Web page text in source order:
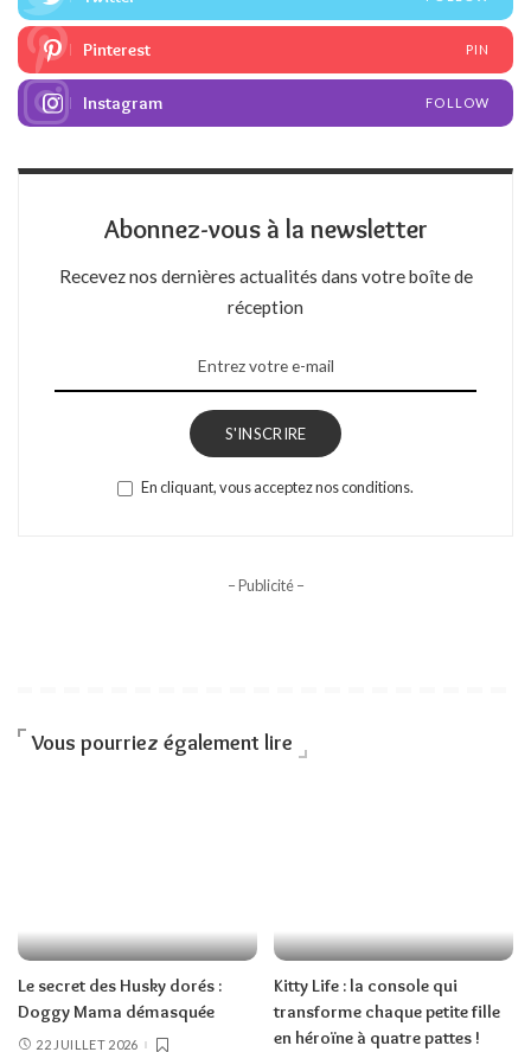
Pinterest PIN
Instagram FOLLOW
Abonnez-vous à la newsletter
Recevez nos dernières actualités dans votre boîte de
réception
S'INSCRIRE
En cliquant, vous acceptez nos conditions.
– Publicité –
Vous pourriez également lire
Le secret des Husky dorés :
Doggy Mama démasquée
22 JUILLET 2026
Kitty Life : la console qui
transforme chaque petite fille
en héroïne à quatre pattes !